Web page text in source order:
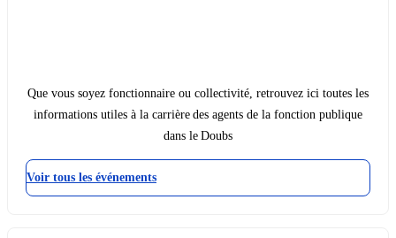
Que vous soyez fonctionnaire ou collectivité, retrouvez ici toutes les
informations utiles à la carrière des agents de la fonction publique
dans le Doubs
Voir tous les événements